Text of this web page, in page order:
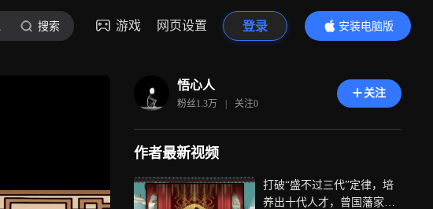
搜索 游戏 网页设置 登录
安装电脑版
内容更精彩
悟心人
粉丝1.3万 | 关注0
关注
作者最新视频
打破“盛不过三代”定律，培
养出十代人才，曾国藩家训